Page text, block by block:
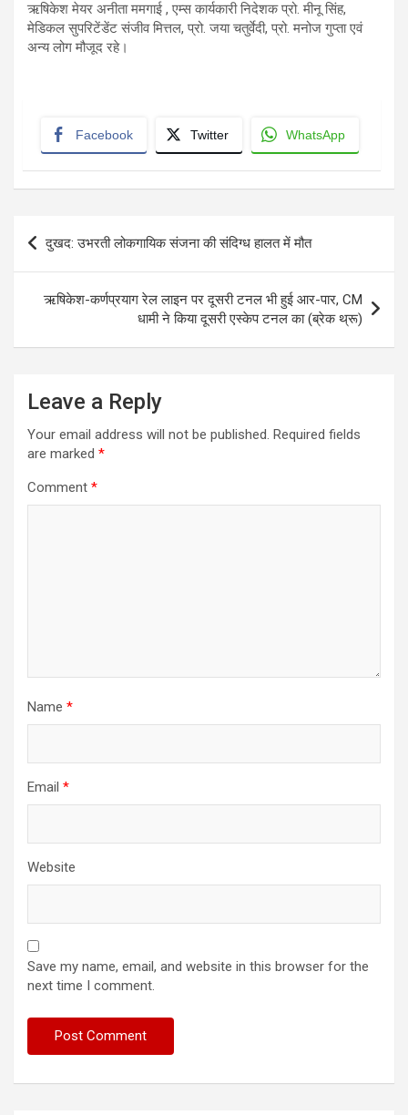
ऋषिकेश मेयर अनीता ममगाई , एम्स कार्यकारी निदेशक प्रो. मीनू सिंह,
मेडिकल सुपरिटेंडेंट संजीव मित्तल, प्रो. जया चतुर्वेदी, प्रो. मनोज गुप्ता एवं
अन्य लोग मौजूद रहे।
Facebook Twitter WhatsApp
Post
navigation
दुखद: उभरती लोकगायिक संजना की संदिग्ध हालत में मौत
ऋषिकेश-कर्णप्रयाग रेल लाइन पर दूसरी टनल भी हुई आर-पार, CM
धामी ने किया दूसरी एस्केप टनल का (ब्रेक थ्रू)
Leave a Reply
Your email address will not be published. Required fields
are marked *
Comment *
Name *
Email *
Website
Save my name, email, and website in this browser for the
next time I comment.